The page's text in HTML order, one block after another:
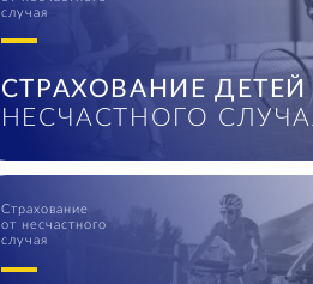
случая
СТРАХОВАНИЕ ДЕТЕЙ
НЕСЧАСТНОГО
Страхование
от несчастного
случая